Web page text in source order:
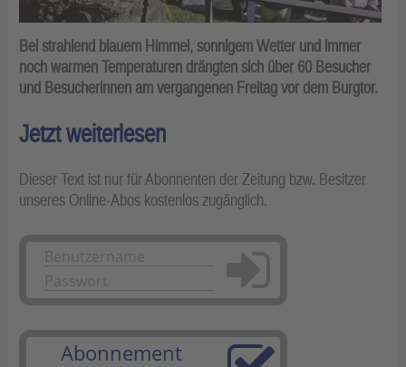
Bei strahlend blauem Himmel, sonnigem Wetter und immer
noch warmen Temperaturen drängten sich über 60 Besucher
und Besucherinnen am vergangenen Freitag vor dem Burgtor.
Jetzt weiterlesen
Dieser Text ist nur für Abonnenten der Zeitung bzw. Besitzer
unseres Online-Abos kostenlos zugänglich.
Anmelden
Abonnement